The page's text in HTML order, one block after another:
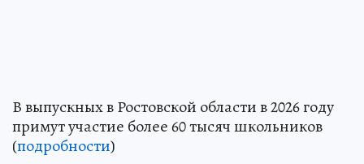
В выпускных в Ростовской области в 2026 году
примут участие более 60 тысяч школьников
(подробности)